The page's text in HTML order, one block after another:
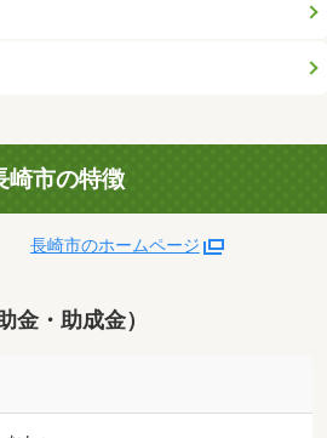
崎市の特徴
長崎市のホームページ
金・助成金）